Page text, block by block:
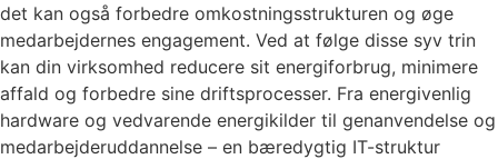
det kan også forbedre omkostningsstrukturen og øge
medarbejdernes engagement. Ved at følge disse syv trin
kan din virksomhed reducere sit energiforbrug, minimere
affald og forbedre sine driftsprocesser. Fra energivenlig
hardware og vedvarende energikilder til genanvendelse og
medarbejderuddannelse – en bæredygtig IT-struktur